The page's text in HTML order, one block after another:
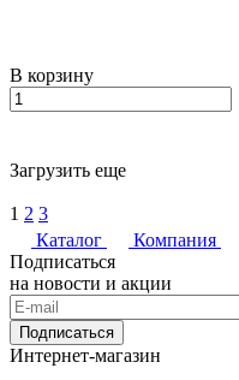
В корзину
Загрузить еще
1 2 3
Каталог
Компания
Подписаться
на новости и акции
Подписаться
Интернет-магазин